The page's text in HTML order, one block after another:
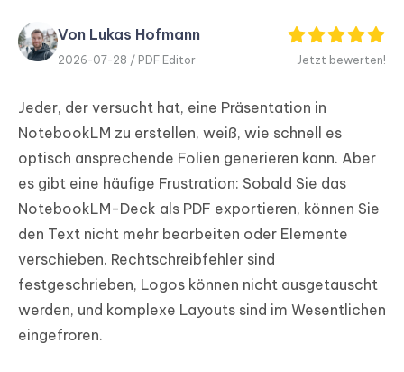
iAnyGo
Von Lukas Hofmann
2026-07-28 / PDF Editor Jetzt bewerten!
Jeder, der versucht hat, eine Präsentation in
NotebookLM zu erstellen, weiß, wie schnell es
optisch ansprechende Folien generieren kann. Aber
es gibt eine häufige Frustration: Sobald Sie das
NotebookLM-Deck als PDF exportieren, können Sie
den Text nicht mehr bearbeiten oder Elemente
verschieben. Rechtschreibfehler sind
festgeschrieben, Logos können nicht ausgetauscht
werden, und komplexe Layouts sind im Wesentlichen
eingefroren.